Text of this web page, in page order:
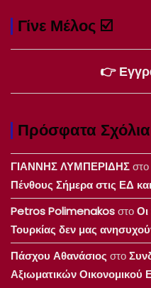
Γίνε Μέλος ☑️
👉
Πρόσφατα Σχόλια
ΓΙΑΝΝΗΣ ΛΥΜΠΕΡΙΔΗΣστο
Πένθους Σήμερα στις ΕΔ
Petros PolimenakosστοΟι
Τουρκίας δεν μας
Πάσχου Αθανάσιος στο
Αξιωματικών